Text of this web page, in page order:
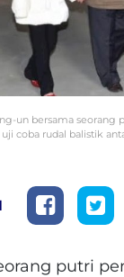
un bersama seorang
coba rudal balistik
putri